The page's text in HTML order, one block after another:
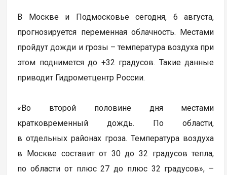
В Москве и Подмосковье сегодня, 6 августа,
прогнозируется переменная облачность. Местами
пройдут дожди и грозы – температура воздуха при
этом поднимется до +32 градусов. Такие данные
приводит Гидрометцентр России.
«Во второй половине дня местами
кратковременный дождь. По области,
в отдельных районах гроза. Температура воздуха
в Москве составит от 30 до 32 градусов тепла,
по области от плюс 27 до плюс 32 градусов», –